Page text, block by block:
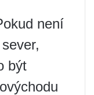
není
být